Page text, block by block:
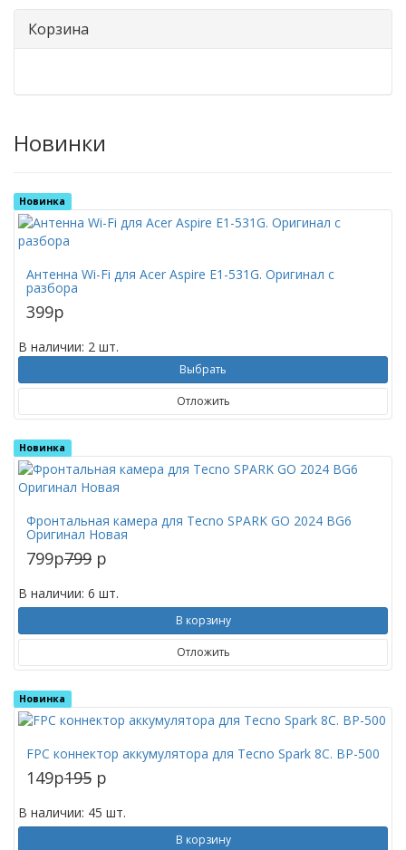
Корзина
Новинки
Новинка
Антенна Wi-Fi для Acer Aspire E1-531G. Оригинал с
разбора
399p
В наличии: 2 шт.
Выбрать
Отложить
Новинка
Фронтальная камера для Tecno SPARK GO 2024 BG6
Оригинал Новая
799p799 p
В наличии: 6 шт.
В корзину
Отложить
Новинка
FPC коннектор аккумулятора для Tecno Spark 8C. BP-500
149p195 p
В наличии: 45 шт.
В корзину